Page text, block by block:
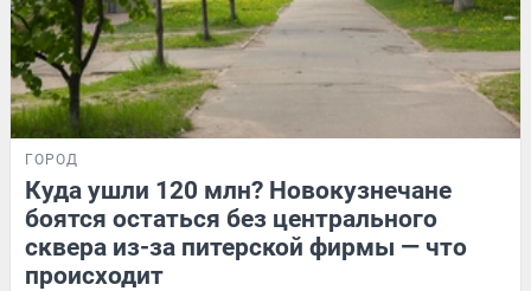
ГОРОД
Куда ушли 120 млн? Новокузнечане
боятся остаться без центрального
сквера из-за питерской фирмы — что
происходит